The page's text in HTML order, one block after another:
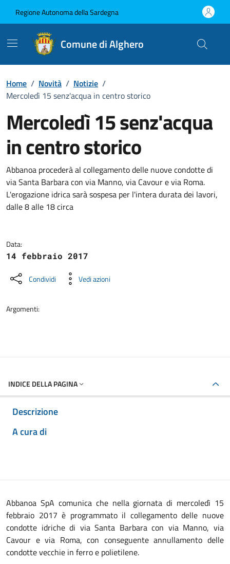
Regione Autonoma della Sardegna
Comune di Alghero
Home / Novità / Notizie /
Mercoledì 15 senz'acqua in centro storico
Mercoledì 15 senz'acqua
in centro storico
Dettagli della notizia
Abbanoa procederà al collegamento delle nuove condotte di
via Santa Barbara con via Manno, via Cavour e via Roma.
L'erogazione idrica sarà sospesa per l'intera durata dei lavori,
dalle 8 alle 18 circa
Data:
14 febbraio 2017
Condividi Vedi azioni
Argomenti:
INDICE DELLA PAGINA
Descrizione
A cura di
Abbanoa SpA comunica che nella giornata di mercoledì 15
febbraio 2017 è programmato il collegamento delle nuove
condotte idriche di via Santa Barbara con via Manno, via
Cavour e via Roma, con conseguente annullamento delle
condotte vecchie in ferro e polietilene.